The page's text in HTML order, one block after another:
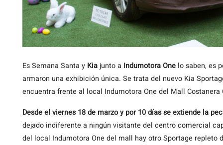
EsSemana Santa y Kia junto a Indumotora One lo saben, es
armaron una exhibición única. Se trata del nuevo Kia
encuentra frente al local Indumotora One del Mall Costanera
Desde el viernes 18 de marzo y por 10 días se extiende la
dejado indiferente a ningún visitante del centro comercial
del local Indumotora One del mall hay otro Sportage repleto